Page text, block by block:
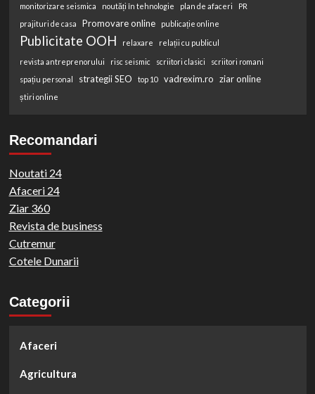
monitorizare seismica
noutăți în tehnologie plan de afaceri
PR
prajituri de casa
Promovare online publicație online
Publicitate OOH relaxare relații cu publicul
revista antreprenorului risc seismic scriitori clasici
scriitori romani
spațiu personal
strategii SEO top 10 vadrexim.ro ziar online
știri online
Recomandari
Noutati 24
Afaceri 24
Ziar 360
Revista de business
Cutremur
Cotele Dunarii
Categorii
Afaceri
Agricultura